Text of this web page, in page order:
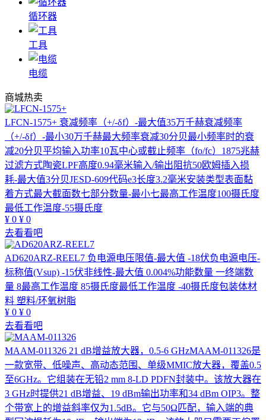
循环器
工具
电缆
商城热卖
LFCN-1575+ 衰减频率（+/-δf）-最大值35万千赫衰减频率
（+/-δf）-最小30万千赫最大频率衰减30分贝最小频率时的衰
减20分贝平均输入功率10瓦中心或截止频率（fo/fc）1875兆赫
过滤方式陶瓷LPF高度0.94毫米输入/输出阻抗50欧姆插入损
耗-最大值3分贝JESD-609代码e3长度3.2毫米安装类型表面黏
着方式最大截面数七部分数量-最小七最高工作温度100摄氏度
最低工作温度-55摄氏度
¥ 0 ¥ 0
去看看吧
AD620ARZ-REEL7 负电源电压限值-最大值 -18伏负电源电压-
标称值(Vsup) -15伏非线性-最大值 0.004%功能数量 一终端数
量 8最高工作温度 85摄氏度最低工作温度 -40摄氏度包装体材
料 塑料/环氧树脂
¥ 0 ¥ 0
去看看吧
MAAM-011326 21 dB增益放大器，0.5-6 GHzMAAM-011326是
一款宽带、低噪声、高动态范围、单级MMIC放大器，覆盖0.5
至6GHz。它组装在无铅2 mm 8-LD PDFN封装中。该放大器在
3 GHz时提供21 dB增益、19 dBm输出功率和34 dBm OIP3。整
个带宽上的增益斜率仅为1.5dB。它与50Ω匹配，输入端的典